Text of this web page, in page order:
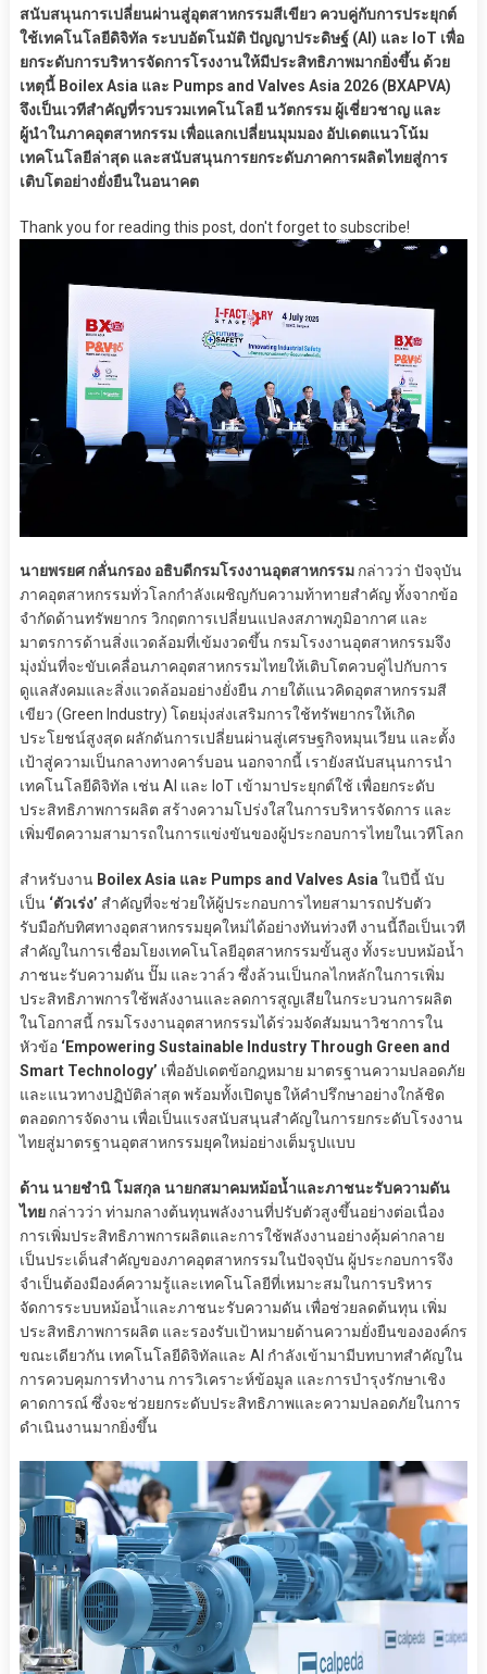
สนับสนุนการเปลี่ยนผ่านสู่อุตสาหกรรมสีเขียว ควบคู่กับการประยุกต์
ใช้เทคโนโลยีดิจิทัล ระบบอัตโนมัติ ปัญญาประดิษฐ์ (AI) และ IoT เพื่อ
ยกระดับการบริหารจัดการโรงงานให้มีประสิทธิภาพมากยิ่งขึ้น ด้วย
เหตุนี้ Boilex Asia และ Pumps and Valves Asia 2026 (BXAPVA)
จึงเป็นเวทีสำคัญที่รวบรวมเทคโนโลยี นวัตกรรม ผู้เชี่ยวชาญ และ
ผู้นำในภาคอุตสาหกรรม เพื่อแลกเปลี่ยนมุมมอง อัปเดตแนวโน้ม
เทคโนโลยีล่าสุด และสนับสนุนการยกระดับภาคการผลิตไทยสู่การ
เติบโตอย่างยั่งยืนในอนาคต
Thank you for reading this post, don't forget to subscribe!
นายพรยศ กลั่นกรอง อธิบดีกรมโรงงานอุตสาหกรรมกล่าวว่า ปัจจุบัน
ภาคอุตสาหกรรมทั่วโลกกำลังเผชิญกับความท้าทายสำคัญ ทั้งจากข้อ
จำกัดด้านทรัพยากร วิกฤตการเปลี่ยนแปลงสภาพภูมิอากาศ และ
มาตรการด้านสิ่งแวดล้อมที่เข้มงวดขึ้น กรมโรงงานอุตสาหกรรมจึง
มุ่งมั่นที่จะขับเคลื่อนภาคอุตสาหกรรมไทยให้เติบโตควบคู่ไปกับการ
ดูแลสังคมและสิ่งแวดล้อมอย่างยั่งยืน ภายใต้แนวคิดอุตสาหกรรมสี
เขียว (Green Industry) โดยมุ่งส่งเสริมการใช้ทรัพยากรให้เกิด
ประโยชน์สูงสุด ผลักดันการเปลี่ยนผ่านสู่เศรษฐกิจหมุนเวียน และตั้ง
เป้าสู่ความเป็นกลางทางคาร์บอน นอกจากนี้ เรายังสนับสนุนการนำ
เทคโนโลยีดิจิทัล เช่น AI และ IoT เข้ามาประยุกต์ใช้ เพื่อยกระดับ
ประสิทธิภาพการผลิต สร้างความโปร่งใสในการบริหารจัดการ และ
เพิ่มขีดความสามารถในการแข่งขันของผู้ประกอบการไทยในเวทีโลก
สำหรับงาน Boilex Asia และ Pumps and Valves Asiaในปีนี้ นับ
เป็น ‘ตัวเร่ง’ สำคัญที่จะช่วยให้ผู้ประกอบการไทยสามารถปรับตัว
รับมือกับทิศทางอุตสาหกรรมยุคใหม่ได้อย่างทันท่วงที งานนี้ถือเป็นเวที
สำคัญในการเชื่อมโยงเทคโนโลยีอุตสาหกรรมขั้นสูง ทั้งระบบหม้อน้ำ
ภาชนะรับความดัน ปั๊ม และวาล์ว ซึ่งล้วนเป็นกลไกหลักในการเพิ่ม
ประสิทธิภาพการใช้พลังงานและลดการสูญเสียในกระบวนการผลิต
ในโอกาสนี้ กรมโรงงานอุตสาหกรรมได้ร่วมจัดสัมมนาวิชาการใน
หัวข้อ ‘Empowering Sustainable Industry Through Green and
Smart Technology’ เพื่ออัปเดตข้อกฎหมาย มาตรฐานความปลอดภัย
และแนวทางปฏิบัติล่าสุด พร้อมทั้งเปิดบูธให้คำปรึกษาอย่างใกล้ชิด
ตลอดการจัดงาน เพื่อเป็นแรงสนับสนุนสำคัญในการยกระดับโรงงาน
ไทยสู่มาตรฐานอุตสาหกรรมยุคใหม่อย่างเต็มรูปแบบ
ด้าน นายชำนิ โมสกุล นายกสมาคมหม้อน้ำและภาชนะรับความดัน
ไทย กล่าวว่า ท่ามกลางต้นทุนพลังงานที่ปรับตัวสูงขึ้นอย่างต่อเนื่อง
การเพิ่มประสิทธิภาพการผลิตและการใช้พลังงานอย่างคุ้มค่ากลาย
เป็นประเด็นสำคัญของภาคอุตสาหกรรมในปัจจุบัน ผู้ประกอบการจึง
จำเป็นต้องมีองค์ความรู้และเทคโนโลยีที่เหมาะสมในการบริหาร
จัดการระบบหม้อน้ำและภาชนะรับความดัน เพื่อช่วยลดต้นทุน เพิ่ม
ประสิทธิภาพการผลิต และรองรับเป้าหมายด้านความยั่งยืนขององค์กร
ขณะเดียวกัน เทคโนโลยีดิจิทัลและ AI กำลังเข้ามามีบทบาทสำคัญใน
การควบคุมการทำงาน การวิเคราะห์ข้อมูล และการบำรุงรักษาเชิง
คาดการณ์ ซึ่งจะช่วยยกระดับประสิทธิภาพและความปลอดภัยในการ
ดำเนินงานมากยิ่งขึ้น